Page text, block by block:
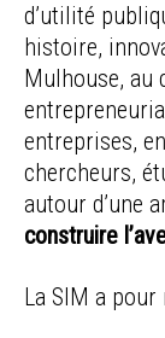
d’utilité
histoire,
Mulhouse,
entreprises,
chercheurs,
autour d’une
construire
La SIM a pour